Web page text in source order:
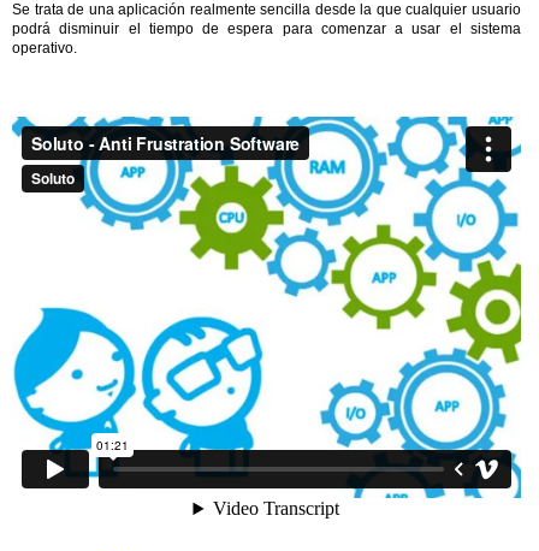
Se trata de una aplicación realmente sencilla desde la que cualquier usuario
podrá disminuir el tiempo de espera para comenzar a usar el sistema
operativo.